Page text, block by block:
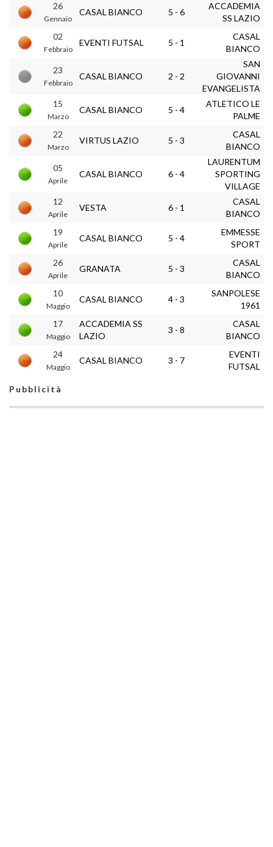
26
Gennaio
CASAL BIANCO 5 - 6
ACCADEMIA
SS LAZIO
02
Febbraio
EVENTI FUTSAL 5 - 1
CASAL
BIANCO
23
Febbraio
CASAL BIANCO 2 - 2
SAN
GIOVANNI
EVANGELISTA
15
Marzo
CASAL BIANCO 5 - 4
ATLETICO LE
PALME
22
Marzo
VIRTUS LAZIO 5 - 3
CASAL
BIANCO
05
Aprile
CASAL BIANCO 6 - 4
LAURENTUM
SPORTING
VILLAGE
12
Aprile
VESTA 6 - 1
CASAL
BIANCO
19
Aprile
CASAL BIANCO 5 - 4
EMMESSE
SPORT
26
Aprile
GRANATA 5 - 3
CASAL
BIANCO
10
Maggio
CASAL BIANCO 4 - 3
SANPOLESE
1961
17
Maggio
ACCADEMIA SS
LAZIO
3 - 8
CASAL
BIANCO
24
Maggio
CASAL BIANCO 3 - 7
EVENTI
FUTSAL
Pubblicità